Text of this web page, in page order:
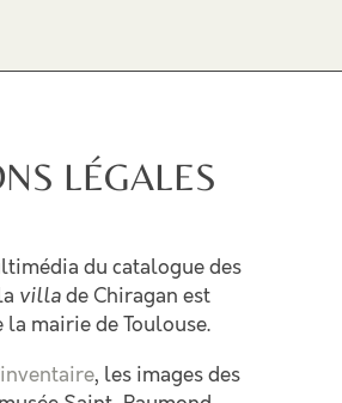
LÉGALES
du catalogue des
villa de Chiragan est
mairie de Toulouse.
, les images des